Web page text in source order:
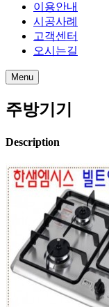
이용안내
시공사례
고객센터
오시는길
Menu
주방기기
Description